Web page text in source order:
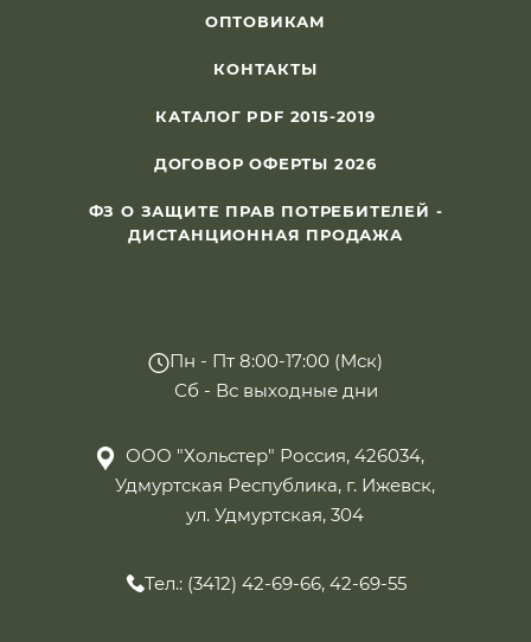
ОПТОВИКАМ
КОНТАКТЫ
КАТАЛОГ PDF 2015-2019
ДОГОВОР ОФЕРТЫ 2026
ФЗ О ЗАЩИТЕ ПРАВ ПОТРЕБИТЕЛЕЙ -
ДИСТАНЦИОННАЯ ПРОДАЖА
Пн - Пт 8:00-17:00 (Мск)
Сб - Вс выходные дни
ООО "Хольстер" Россия, 426034,
Удмуртская Республика, г. Ижевск,
ул. Удмуртская, 304
Тел.: (3412) 42-69-66, 42-69-55